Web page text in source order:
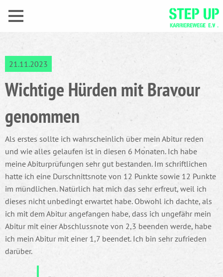
21.11.2023
Wichtige Hürden mit Bravour
genommen
Als erstes sollte ich wahrscheinlich über mein Abitur reden
und wie alles gelaufen ist in diesen 6 Monaten. Ich habe
meine Abiturprüfungen sehr gut bestanden. Im schriftlichen
hatte ich eine Durschnittsnote von 12 Punkte sowie 12 Punkte
im mündlichen. Natürlich hat mich das sehr erfreut, weil ich
dieses nicht unbedingt erwartet habe. Obwohl ich dachte, als
ich mit dem Abitur angefangen habe, dass ich ungefähr mein
Abitur mit einer Abschlussnote von 2,3 beenden werde, habe
ich mein Abitur mit einer 1,7 beendet. Ich bin sehr zufrieden
darüber.